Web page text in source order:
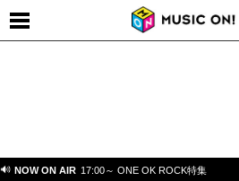
NOW ON AIR 17:00～ ONE OK ROCK特集